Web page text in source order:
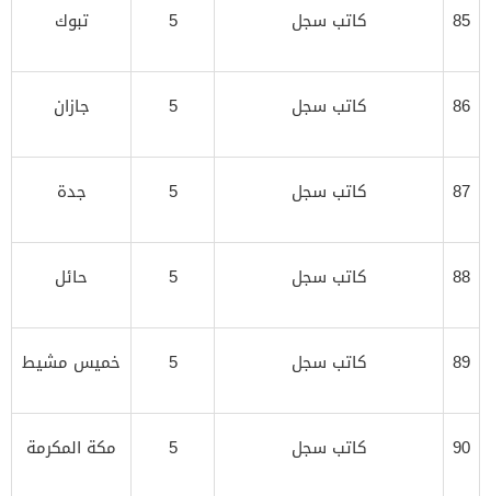
85 كاتب سجل 5 تبوك
86 كاتب سجل 5 جازان
87 كاتب سجل 5 جدة
88 كاتب سجل 5 حائل
89 كاتب سجل 5 خميس مشيط
90 كاتب سجل 5 مكة المكرمة